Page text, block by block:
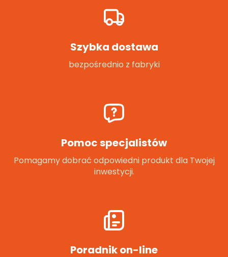
Szybka dostawa
bezpośrednio z fabryki
Pomoc specjalistów
Pomagamy dobrać odpowiedni produkt dla Twojej
inwestycji.
Poradnik on-line